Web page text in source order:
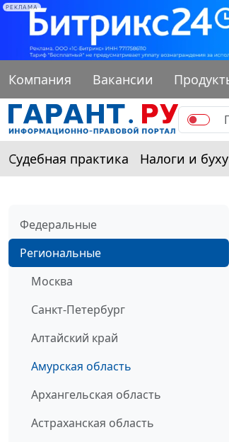
РЕКЛАМА
Компания Вакансии
Судебная практика Налоги и
Федеральные
Региональные
Москва
Санкт-Петербург
Алтайский край
Амурская область
Архангельская область
Астраханская область